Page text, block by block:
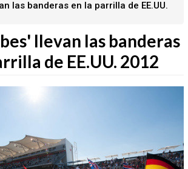
las banderas en la parrilla de EE.UU.
llevan las banderas
de EE.UU. 2012